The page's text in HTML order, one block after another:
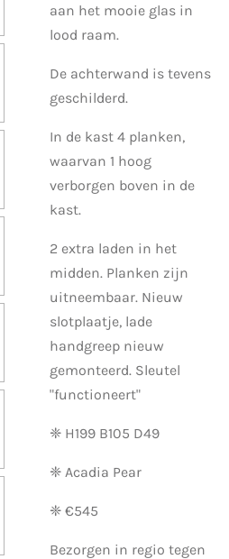
aan het mooie glas in
lood raam.
De achterwand is tevens
geschilderd.
In de kast 4 planken,
waarvan 1 hoog
verborgen boven in de
kast.
2 extra laden in het
midden. Planken zijn
uitneembaar. Nieuw
slotplaatje, lade
handgreep nieuw
gemonteerd. Sleutel
"functioneert"
❈ H199 B105 D49
❈ Acadia Pear
❈ €545
Bezorgen in regio tegen